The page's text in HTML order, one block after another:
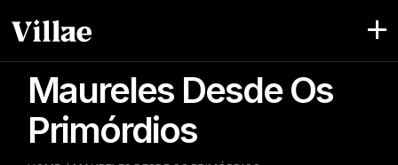
para
Maureles Desde Os
Primórdios